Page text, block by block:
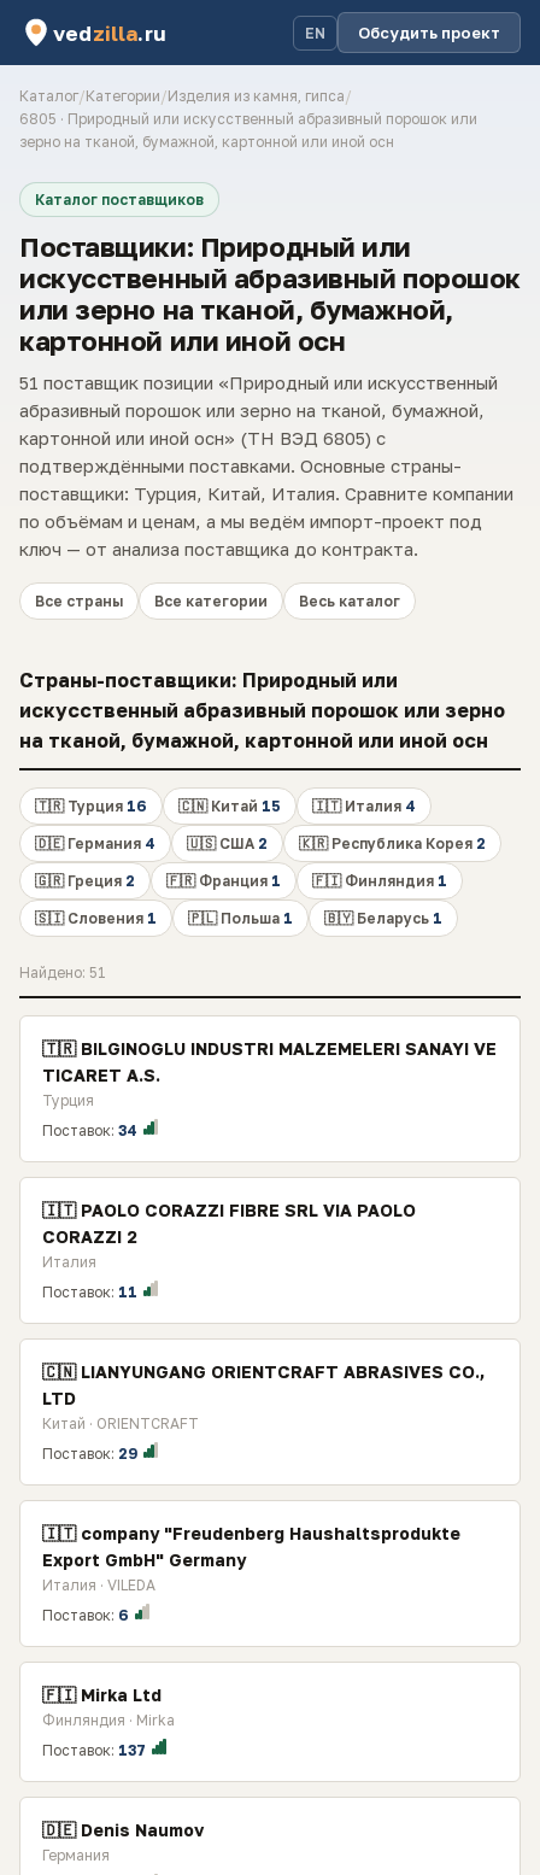
vedzilla.ru EN Обсудить проект
Каталог/Категории/Изделия из камня, гипса/
6805 · Природный или искусственный абразивный порошок или
зерно на тканой, бумажной, картонной или иной осн
Каталог поставщиков
Поставщики: Природный или
искусственный абразивный порошок
или зерно на тканой, бумажной,
картонной или иной осн
51 поставщик позиции «Природный или искусственный
абразивный порошок или зерно на тканой, бумажной,
картонной или иной осн» (ТН ВЭД 6805) с
подтверждёнными поставками. Основные страны-
поставщики: Турция, Китай, Италия. Сравните компании
по объёмам и ценам, а мы ведём импорт-проект под
ключ — от анализа поставщика до контракта.
Все страны Все категории Весь каталог
Страны-поставщики: Природный или
искусственный абразивный порошок или зерно
на тканой, бумажной, картонной или иной осн
🇹🇷 Турция 16 🇨🇳 Китай 15 🇮🇹 Италия 4
🇩🇪 Германия 4 🇺🇸 США 2 🇰🇷 Республика Корея 2
🇬🇷 Греция 2 🇫🇷 Франция 1 🇫🇮 Финляндия 1
🇸🇮 Словения 1 🇵🇱 Польша 1 🇧🇾 Беларусь 1
Найдено: 51
🇹🇷 BILGINOGLU INDUSTRI MALZEMELERI SANAYI VE
TICARET A.S.
Турция
Поставок: 34
🇮🇹 PAOLO CORAZZI FIBRE SRL VIA PAOLO
CORAZZI 2
Италия
Поставок: 11
🇨🇳 LIANYUNGANG ORIENTCRAFT ABRASIVES CO.,
LTD
Китай · ORIENTCRAFT
Поставок: 29
🇮🇹 company "Freudenberg Haushaltsprodukte
Export GmbH" Germany
Италия · VILEDA
Поставок: 6
🇫🇮 Mirka Ltd
Финляндия · Mirka
Поставок: 137
🇩🇪 Denis Naumov
Германия